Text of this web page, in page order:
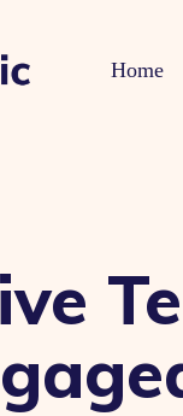
Home